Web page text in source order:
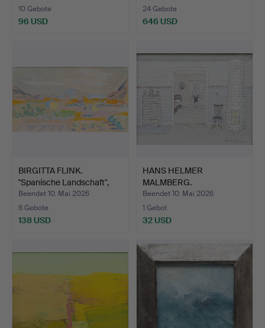
10 Gebote
96 USD
24 Gebote
646 USD
BIRGITTA FLINK.
"Spanische Landschaft",
Öl…
Beendet 10. Mai 2026
6 Gebote
138 USD
HANS HELMER
MALMBERG.
"Sommarlovets första…
Beendet 10. Mai 2026
1 Gebot
32 USD